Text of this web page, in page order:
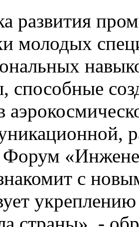
развития
молодых
способные
Форум
с